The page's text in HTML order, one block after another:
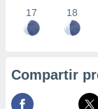
17 18
Compartir